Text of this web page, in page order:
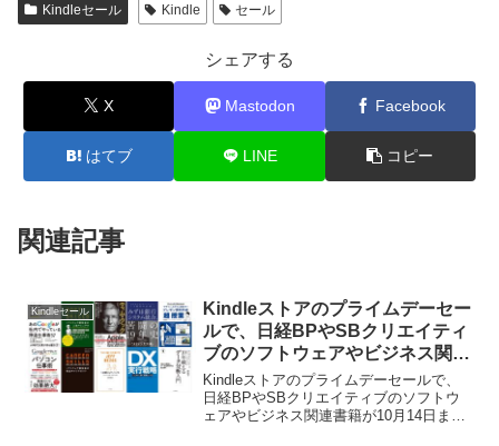
Kindleセール Kindle セール
シェアする
X Mastodon Facebook
はてブ LINE コピー
関連記事
Kindleセール
Kindleストアのプライムデーセー
ルで、日経BPやSBクリエイティ
ブのソフトウェアやビジネス関連
書籍が10月14日まで最大
50%OFFセール中。
Kindleストアのプライムデーセールで、
日経BPやSBクリエイティブのソフトウ
ェアやビジネス関連書籍が10月14日まで